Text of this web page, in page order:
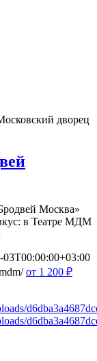
дворец
Москва»
в Театре МДМ
03T00:00:00+03:00
от 1 200 ₽